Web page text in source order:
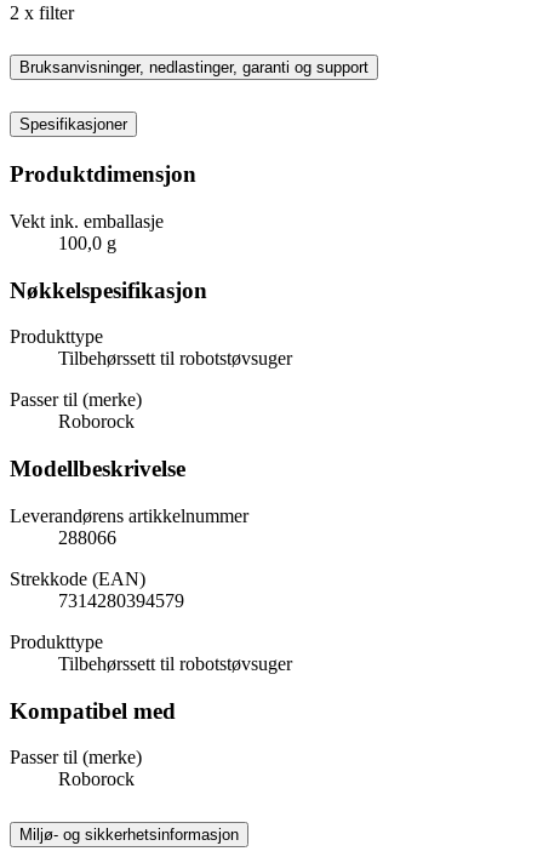
2 x filter
Bruksanvisninger, nedlastinger, garanti og support
Spesifikasjoner
Produktdimensjon
Vekt ink. emballasje
100,0 g
Nøkkelspesifikasjon
Produkttype
Tilbehørssett til robotstøvsuger
Passer til (merke)
Roborock
Modellbeskrivelse
Leverandørens artikkelnummer
288066
Strekkode (EAN)
7314280394579
Produkttype
Tilbehørssett til robotstøvsuger
Kompatibel med
Passer til (merke)
Roborock
Miljø- og sikkerhetsinformasjon